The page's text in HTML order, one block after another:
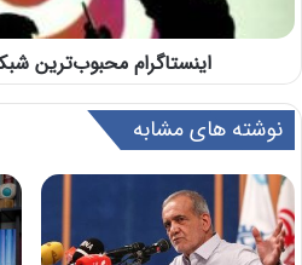
اینستاگرام محبوب‌ترین
نوشته های مشابه